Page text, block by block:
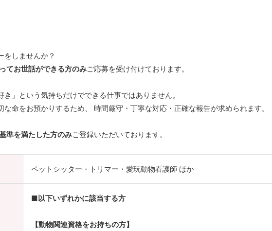
をしませんか？
てお世話ができる方のみご応募を受け付けております。
」という気持ちだけでできる仕事ではありません。
命をお預かりするため、 時間厳守・丁寧な対応・正確な報告が求められます。
準を満たした方のみご登録いただいております。
ペットシッター・トリマー・愛玩動物看護師 ほか
■以下いずれかに該当する方
【動物関連資格をお持ちの方】